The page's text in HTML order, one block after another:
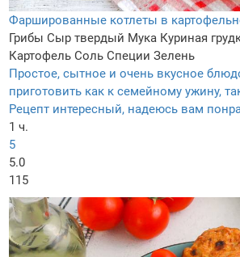
Фаршированные котлеты в
Грибы Сыр твердый Мука Куриная
Картофель Соль Специи Зелень
Простое, сытное и очень вкусное
приготовить как к семейному ужину,
Рецепт интересный, надеюсь вам
1 ч.
5
5.0
115